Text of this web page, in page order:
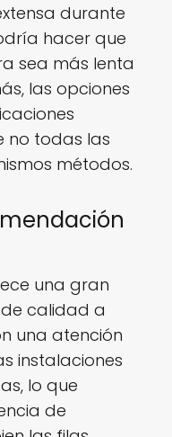
durante
hacer que
sea más lenta
las opciones
no todas las
métodos.
una gran
calidad a
una atención
instalaciones
lo que
de